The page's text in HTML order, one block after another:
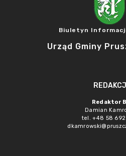
Biuletyn
Urząd Gminy
Redaktor
Damian
tel. +48 58 692